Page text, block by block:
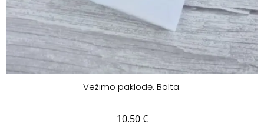
Vežimo paklodė. Balta.
10.50€